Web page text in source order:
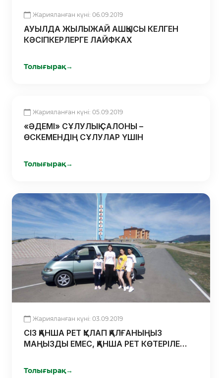
Жарияланған күні: 06.09.2019
АУЫЛДА ЖЫЛЫЖАЙ АШҚЫСЫ КЕЛГЕН
КӘСІПКЕРЛЕРГЕ ЛАЙФКАХ
Толығырақ→
Жарияланған күні: 05.09.2019
«ӘДЕМІ» СҰЛУЛЫҚ САЛОНЫ –
ӨСКЕМЕНДІҢ СҰЛУЛАР ҮШІН
Толығырақ→
Жарияланған күні: 03.09.2019
СІЗ ҚАНША РЕТ ҚҰЛАП ҚАЛҒАНЫҢЫЗ
МАҢЫЗДЫ ЕМЕС, ҚАНША РЕТ КӨТЕРІЛЕ
Толығырақ→